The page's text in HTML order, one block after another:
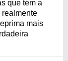
que têm a
realmente
mais